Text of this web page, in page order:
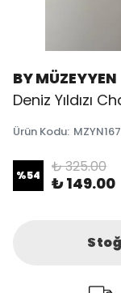
BY MÜZEYYEN
Deniz Yıldızı
Ürün Kodu:
%54 ₺ 325.00
₺ 149.00